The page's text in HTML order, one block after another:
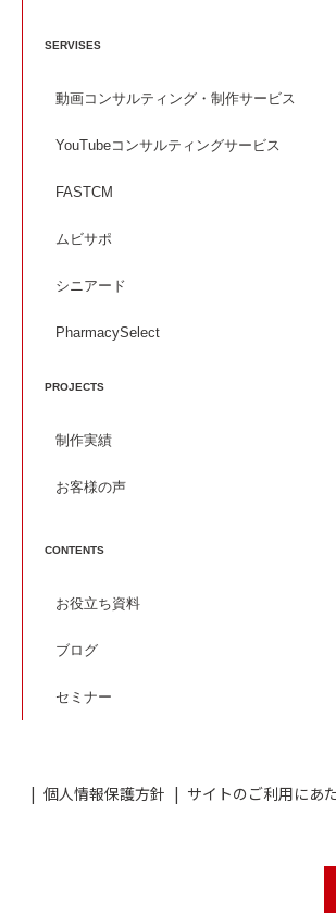
SERVISES
動画コンサルティング・制作サービス
YouTubeコンサルティングサービス
FASTCM
ムビサポ
シニアード
PharmacySelect
PROJECTS
制作実績
お客様の声
CONTENTS
お役立ち資料
ブログ
セミナー
個人情報保護方針 サイトのご利用にあ